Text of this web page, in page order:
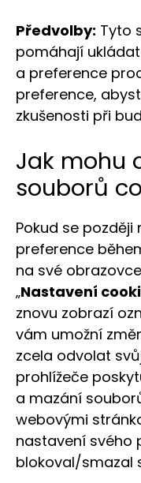
Předvolby: Tyto
pomáhají
a preference
preference,
zkušenosti při
Jak mohu
souborů
Pokud se
preference
na své
„Nastavení
znovu zobrazí
vám umožní
zcela odvolat
prohlížeče
a mazání
webovými
nastavení svého
blokoval/smazal